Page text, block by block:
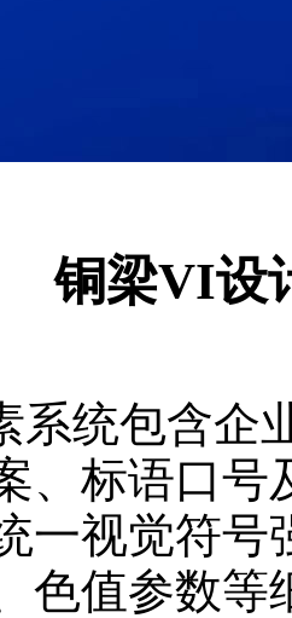
铜梁VI设
系统包含企
、标语口号
一视觉符号
色值参数等